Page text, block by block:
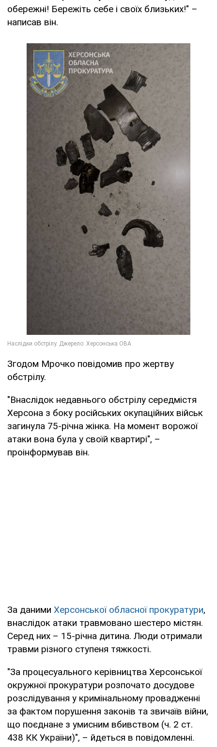
обережні! Бережіть себе і своїх близьких!" –
написав він.
Згодом Мрочко повідомив про жертву
обстрілу.
"Внаслідок недавнього обстрілу середмістя
Херсона з боку російських окупаційних військ
загинула 75-річна жінка. На момент ворожої
атаки вона була у своїй квартирі", –
проінформував він.
За даними Херсонської обласної прокуратури,
внаслідок атаки травмовано шестеро містян.
Серед них – 15-річна дитина. Люди отримали
травми різного ступеня тяжкості.
"За процесуального керівництва Херсонської
окружної прокуратури розпочато досудове
розслідування у кримінальному провадженні
за фактом порушення законів та звичаїв війни,
що поєднане з умисним вбивством (ч. 2 ст.
438 КК України)", – йдеться в повідомленні.